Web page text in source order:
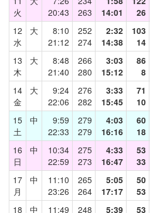
火
20:43
263
14:01
26
12
水
大
8:10
21:12
252
274
2:32
14:38
103
14
13
木
大
8:48
21:40
266
280
3:03
15:12
86
8
14
金
大
9:24
22:06
276
282
3:33
15:45
71
10
15
土
中
9:59
22:33
279
279
4:03
16:16
60
18
16
日
中
10:34
22:59
275
273
4:33
16:47
53
33
17
月
中
11:10
23:26
265
264
5:05
17:17
50
53
18 中 11:49 248 5:39 53